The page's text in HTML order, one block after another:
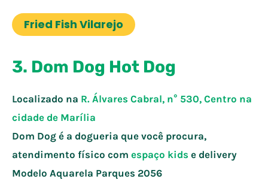
Fried Fish Vilarejo
3. Dom Dog Hot Dog
Localizado na R. Álvares Cabral, n° 530, Centro na
cidade de Marília
Dom Dog é a dogueria que você procura,
atendimento físico com espaço kids e delivery
Modelo Aquarela Parques 2056